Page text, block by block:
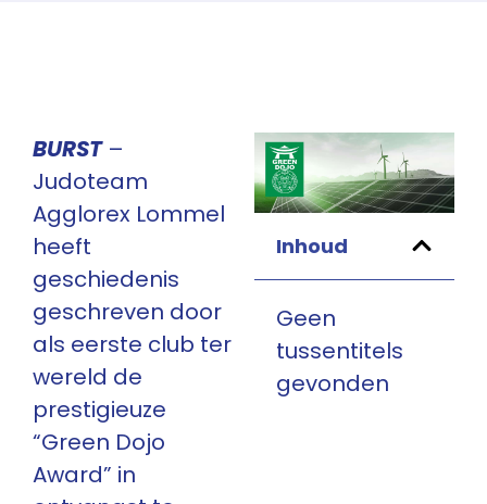
BURST –
Judoteam
Agglorex Lommel
heeft
geschiedenis
geschreven door
als eerste club ter
wereld de
prestigieuze
“Green Dojo
Award” in
Inhoud
Geen
tussentitels
gevonden